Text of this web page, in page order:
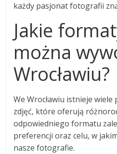
każdy pasjonat fotografii
Jakie
można
Wrocławiu?
We Wrocławiu istnieje
zdjęć, które oferują
odpowiedniego formatu
preferencji oraz celu, w
nasze fotografie.